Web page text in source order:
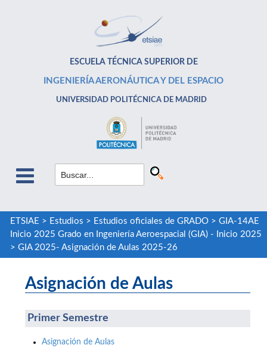
ESCUELA TÉCNICA SUPERIOR DE
INGENIERÍA AERONÁUTICA Y DEL ESPACIO
UNIVERSIDAD POLITÉCNICA DE MADRID
ETSIAE > Estudios > Estudios oficiales de GRADO> GIA-14AE
Inicio 2025 Grado en Ingeniería Aeroespacial (GIA) - Inicio 2025
> GIA 2025- Asignación de Aulas 2025-26
Asignación de Aulas
Primer Semestre
Asignación de Aulas